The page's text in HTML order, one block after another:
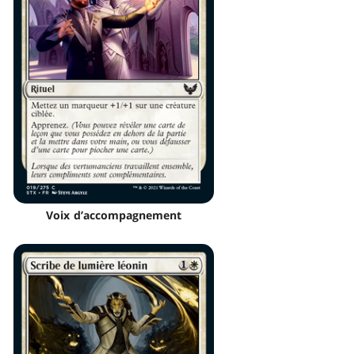
Voix d’accompagnement